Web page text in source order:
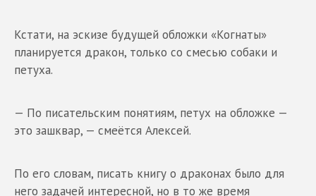
Кстати, на эскизе будущей обложки «Когнаты»
планируется дракон, только со смесью собаки и
петуха.
— По писательским понятиям, петух на обложке —
это зашквар, — смеётся Алексей.
По его словам, писать книгу о драконах было для
него задачей интересной, но в то же время